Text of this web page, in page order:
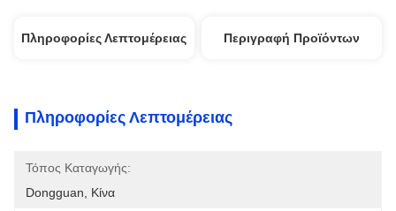
Πληροφορίες Λεπτομέρειας Περιγραφή Προϊόντων
Πληροφορίες Λεπτομέρειας
Τόπος Καταγωγής:
Dongguan, Κίνα